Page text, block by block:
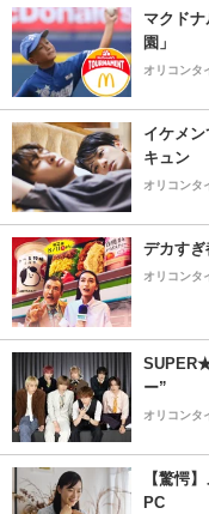
マクド
園」
オリコンタ
イケメ
キュン
オリコンタ
デカす
オリコンタ
ー”
オリコンタ
【驚愕
PC